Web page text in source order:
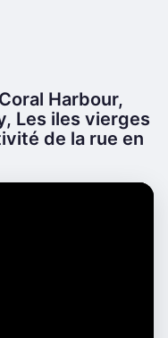
Harbour,
Les iles vierges
de la rue en